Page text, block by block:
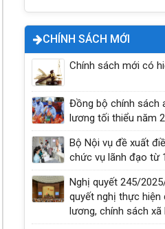
CHÍNH SÁCH MỚI
Chính sách mới có
Đồng bộ chính sách
lương tối thiểu năm
Bộ Nội vụ đề xuất
chức vụ lãnh đạo từ
Nghị quyết 245/
quyết nghị thực hiện
lương, chính sách xã
Quyền bầu cử của công dân